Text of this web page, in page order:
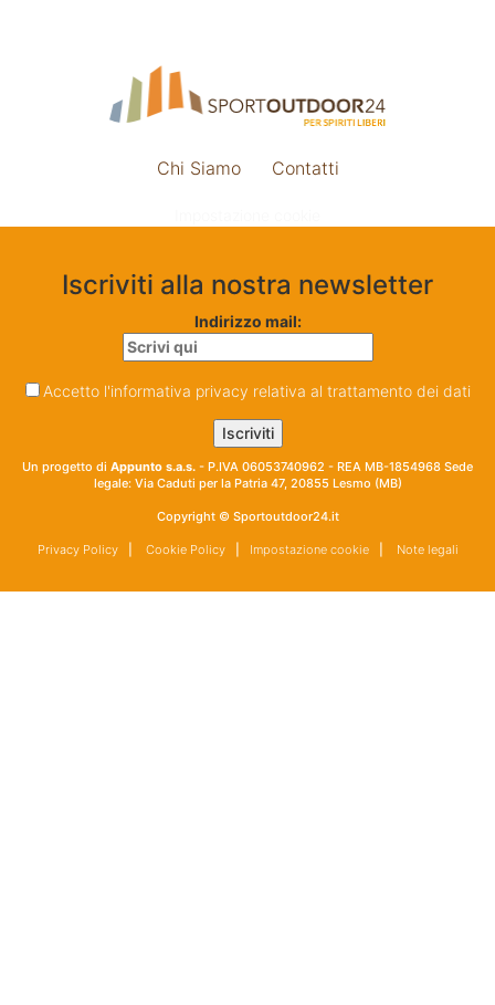
Chi Siamo Contatti
Iscriviti alla nostra newsletter
Indirizzo mail:
Accetto l'informativa privacy relativa al trattamento dei dati
Un progetto di Appunto s.a.s. - P.IVA 06053740962 - REA MB-1854968 Sede
legale: Via Caduti per la Patria 47, 20855 Lesmo (MB)
Copyright © Sportoutdoor24.it
Privacy Policy| Cookie Policy| Impostazione cookie| Note legali